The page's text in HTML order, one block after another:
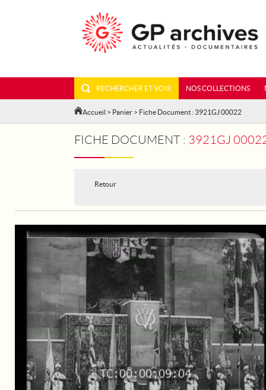
RECHERCHER ET VOIR NOS COLLECTIONS
Accueil > Panier > Fiche Document : 3921GJ 00022
FICHE DOCUMENT : 3921GJ
Retour